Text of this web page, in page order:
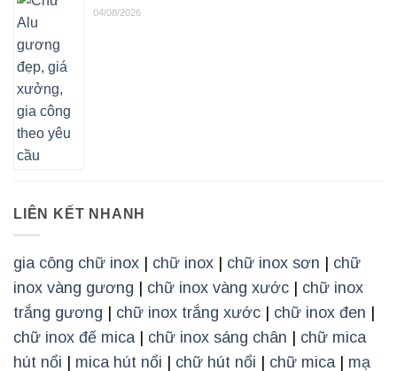
04/08/2026
LIÊN KẾT NHANH
gia công chữ inox chữ inox chữ inox sơn
chữ
inox vàng gương
chữ inox vàng xước
chữ inox
trắng gương
chữ inox trắng xước chữ inox đen
chữ inox đế mica| chữ inox sáng chân
chữ mica
hút nổi
mica hút nổi chữ hút nổi chữ mica| mạ